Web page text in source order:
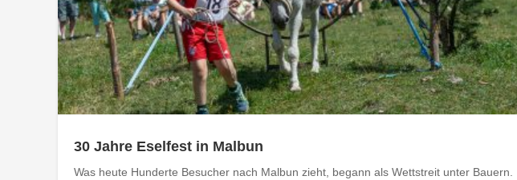
30 Jahre Eselfest in Malbun
Was heute Hunderte Besucher nach Malbun zieht, begann als Wettstreit unter Bauern.